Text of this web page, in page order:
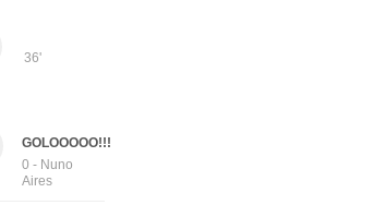
36'
GOLOOOOO!!!
0 - Nuno
Aires